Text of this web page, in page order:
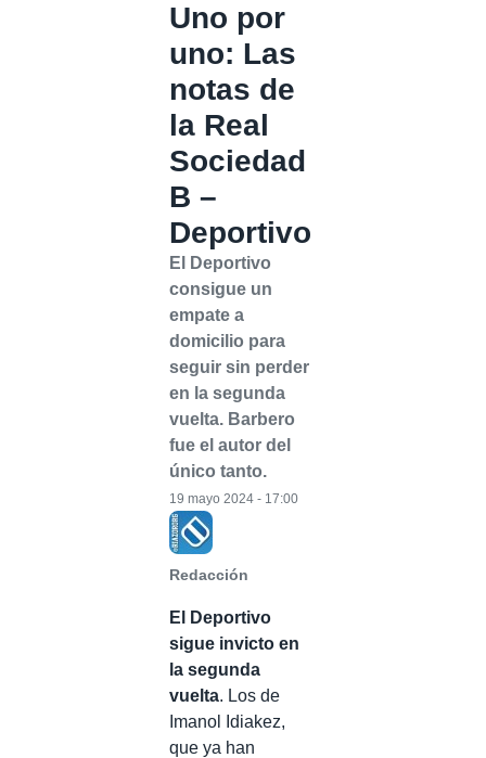
Uno por
uno: Las
notas de
la Real
Sociedad
B –
Deportivo
El Deportivo
consigue un
empate a
domicilio para
seguir sin perder
en la segunda
vuelta. Barbero
fue el autor del
único tanto.
Redacción
19 mayo 2024 - 17:00
El Deportivo
sigue invicto en
la segunda
vuelta. Los de
Imanol Idiakez,
que ya han